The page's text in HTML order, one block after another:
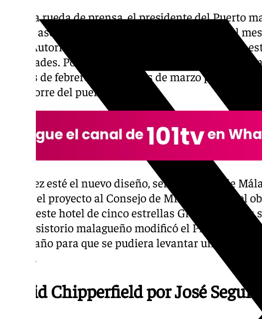
En una rueda de prensa, el presidente del Puerto
Rubio, aseguró que podría estar a mediados del
de la Autoridad Portuaria explican que al menos
novedades. Por lo que se prevé que los
finales de febrero o principios de marzo para
de la torre del puerto.
Una vez esté el nuevo diseño, será el Puerto de
elevar el proyecto al Consejo de Ministros, con el
-o no- este hotel de cinco estrellas Gran Lujo. Tras
el Consistorio malagueño modificó el Plan Especial
de un año para que se pudiera levantar un hotel de
altura.
David Chipperfield por José Seguí